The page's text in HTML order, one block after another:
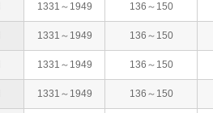
1331～1949 136～150
1331～1949 136～150
1331～1949 136～150
1331～1949 136～150